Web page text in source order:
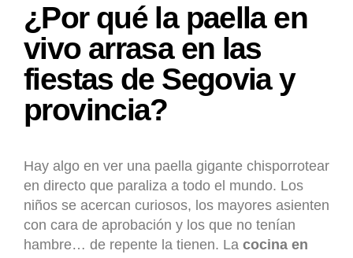
¿Por qué la paella en
vivo arrasa en las
fiestas de Segovia y
provincia?
Hay algo en ver una paella gigante chisporrotear
en directo que paraliza a todo el mundo. Los
niños se acercan curiosos, los mayores asienten
con cara de aprobación y los que no tenían
hambre… de repente la tienen. La cocina en